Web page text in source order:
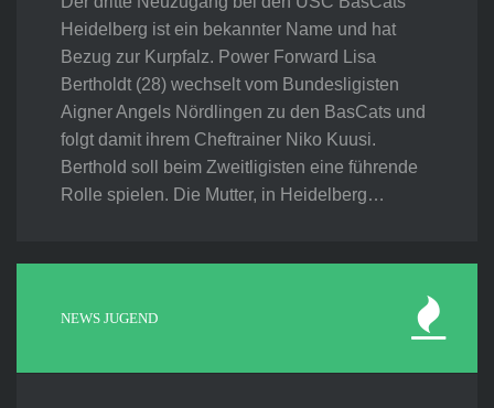
Heidelberg ist ein bekannter Name und hat
Bezug zur Kurpfalz. Power Forward Lisa
Bertholdt (28) wechselt vom Bundesligisten
Aigner Angels Nördlingen zu den BasCats und
folgt damit ihrem Cheftrainer Niko Kuusi.
Berthold soll beim Zweitligisten eine führende
Rolle spielen. Die Mutter, in Heidelberg…
NEWS JUGEND